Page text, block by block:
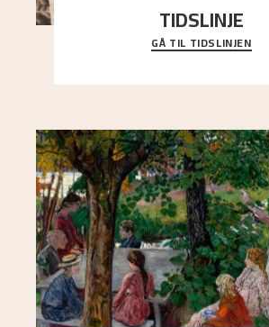
TIDSLINJE
Bli kjent med Nikolai Astrups liv,
ettermæle i en interaktiv
GÅ TIL TIDSLINJEN